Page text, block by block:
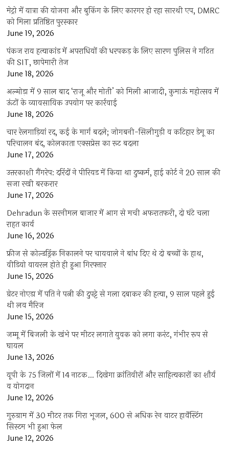
मेट्रो में यात्रा की योजना और बुकिंग के लिए कारगर हो रहा सारथी एप, DMRC
को मिला प्रतिष्ठित पुरस्कार
June 19, 2026
पंकज राय हत्याकांड में अपराधियों की धरपकड़ के लिए सारण पुलिस ने गठित
की SIT, छापेमारी तेज
June 18, 2026
अल्मोड़ा में 9 साल बाद ‘राजू और मोती’ को मिली आजादी, कुमाऊं महोत्सव में
ऊंटों के व्यावसायिक उपयोग पर कार्रवाई
June 18, 2026
चार रेलगाड़ियां रद, कई के मार्ग बदले; जोगबनी-सिलीगुड़ी व कटिहार डेमू का
परिचालन बंद, कोलकाता एक्सप्रेस का रूट बदला
June 17, 2026
उत्तरकाशी गैंगरेप: दरिंदों ने पीरियड में किया था दुष्कर्म, हाई कोर्ट ने 20 साल की
सजा रखी बरकरार
June 17, 2026
Dehradun के सरनीमल बाजार में आग से मची अफरातफरी, दो घंटे चला
राहत कार्य
June 16, 2026
फ्रीज से कोल्डड्रिंक निकालने पर चायवाले ने बांध दिए थे दो बच्चों के हाथ,
वीडियो वायरल होते ही हुआ गिरफ्तार
June 15, 2026
ग्रेटर नोएडा में पति ने पत्नी की दुपट्टे से गला दबाकर की हत्या, 9 साल पहले हुई
थी लव मैरिज
June 15, 2026
जम्मू में बिजली के खंभे पर मीटर लगाते युवक को लगा करंट, गंभीर रूप से
घायल
June 13, 2026
यूपी के 75 जिलों में 14 नाटक… दिखेगा क्रांतिवीरों और साहित्यकारों का शौर्य
व योगदान
June 12, 2026
गुरुग्राम में 30 मीटर तक गिरा भूजल, 600 से अधिक रेन वाटर हार्वेस्टिंग
सिस्टम भी हुआ फेल
June 12, 2026